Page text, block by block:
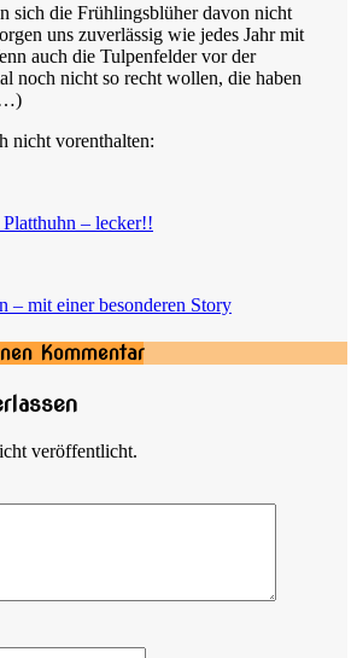
sich die Frühlingsblüher davon nicht
uns zuverlässig wie jedes Jahr mit
auch die Tulpenfelder vor der
noch nicht so recht wollen, die haben
nicht vorenthalten:
– lecker!!
– mit einer besonderen Story
Kommentar
veröffentlicht.